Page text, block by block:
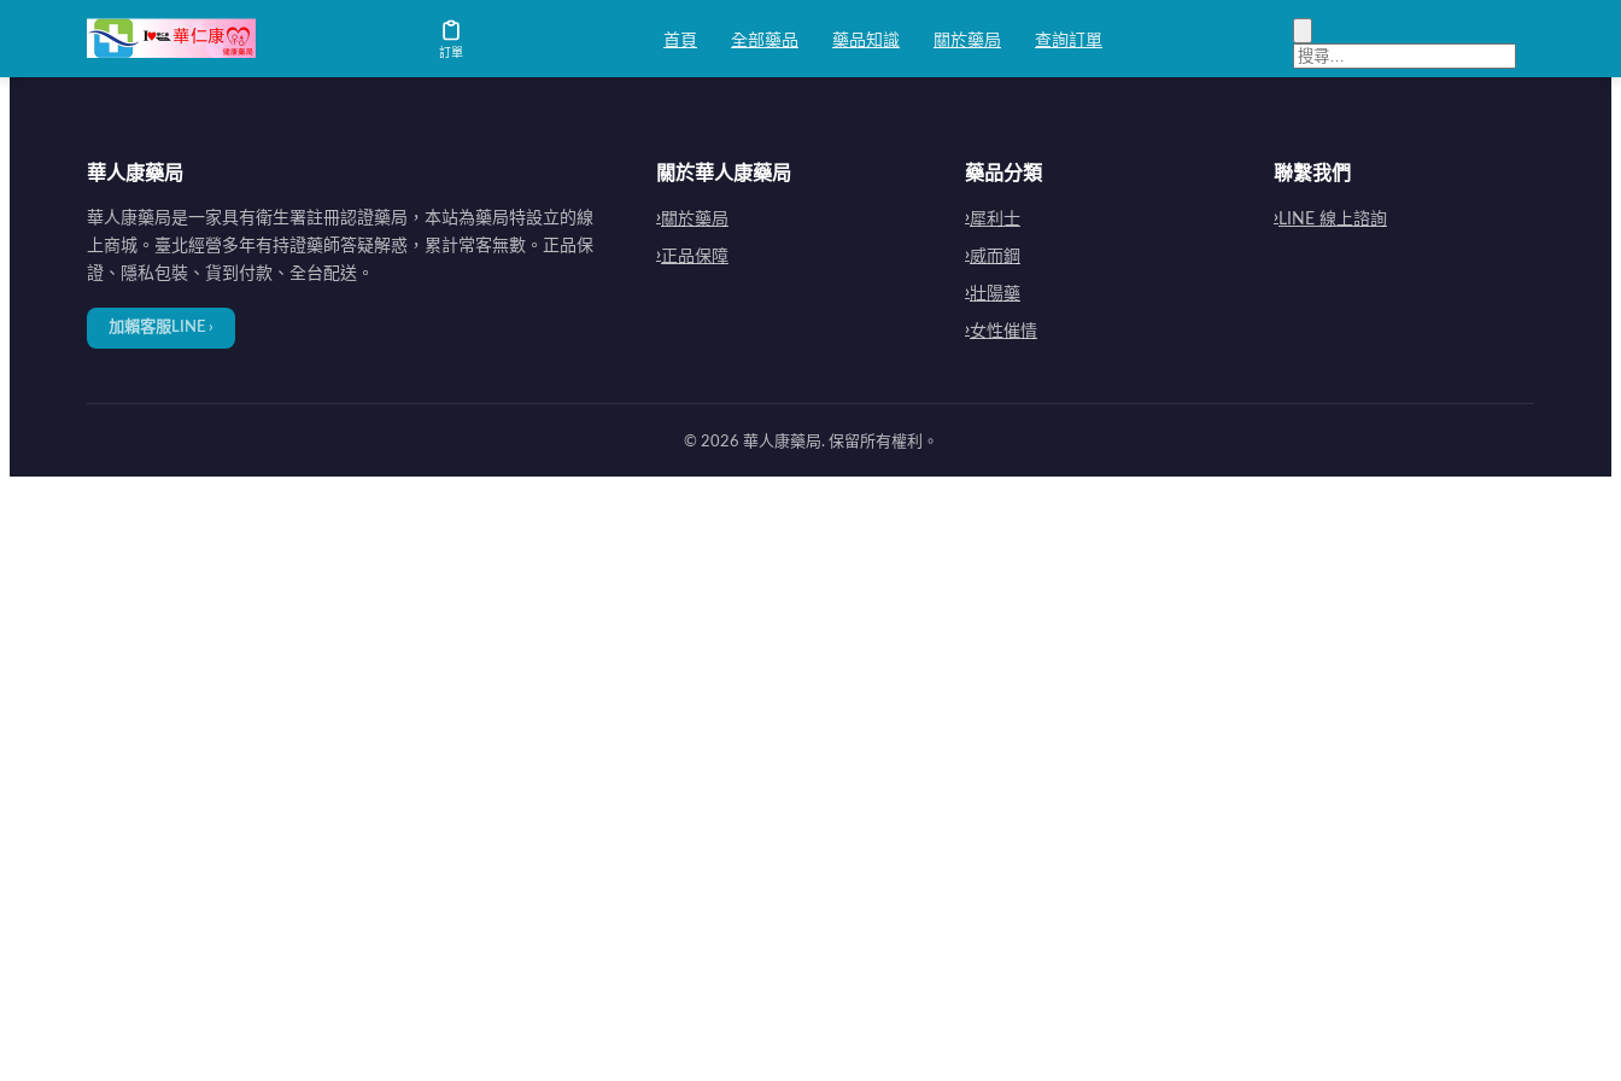
訂單
首頁 全部藥品 藥品知識 關於藥局 查詢訂單
条款和条件内容
華人康藥局
華人康藥局是一家具有衛生署註冊認證藥局，本站為藥局特設立的線
上商城。臺北經營多年有持證藥師答疑解惑，累計常客無數。正品保
證、隱私包裝、貨到付款、全台配送。
加賴客服LINE ›
關於華人康藥局
關於藥局
正品保障
藥品分類
犀利士
威而鋼
壯陽藥
女性催情
聯繫我們
LINE 線上諮詢
© 2026 華人康藥局. 保留所有權利。